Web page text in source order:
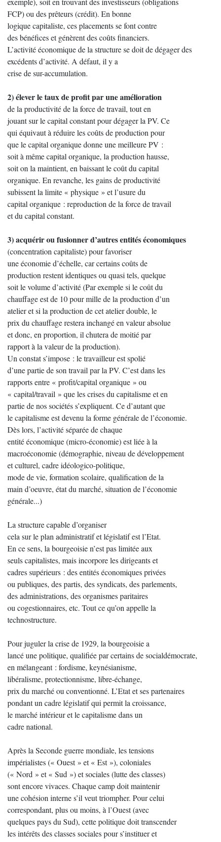
FCP) ou des prêteurs (crédit). En bonne
logique capitaliste, ces placements se font contre
des bénéfices et génèrent des coûts financiers.
L’activité économique de la structure se doit de dégager des
excédents d’activité. A défaut, il y a
crise de sur-accumulation.
2) élever le taux de profit par une amélioration
de la productivité de la force de travail, tout en
jouant sur le capital constant pour dégager la PV. Ce
qui équivaut à réduire les coûts de production pour
que le capital organique donne une meilleure PV :
soit à même capital organique, la production hausse,
soit on la maintient, en baissant le coût du capital
organique. En revanche, les gains de productivité
subissent la limite « physique » et l’usure du
capital organique : reproduction de la force de travail
et du capital constant.
3) acquérir ou fusionner d’autres entités économiques
(concentration capitaliste) pour favoriser
une économie d’échelle, car certains coûts de
production restent identiques ou quasi tels, quelque
soit le volume d’activité (Par exemple si le coût du
chauffage est de 10 pour mille de la production d’un
atelier et si la production de cet atelier double, le
prix du chauffage restera inchangé en valeur absolue
et donc, en proportion, il chutera de moitié par
rapport à la valeur de la production).
Un constat s’impose : le travailleur est spolié
d’une partie de son travail par la PV. C’est dans les
rapports entre « profit/capital organique » ou
« capital/travail » que les crises du capitalisme et en
partie de nos sociétés s’expliquent. Ce d’autant que
le capitalisme est devenu la forme générale de l’économie.
Dès lors, l’activité séparée de chaque
entité économique (micro-économie) est liée à la
macroéconomie (démographie, niveau de développement
et culturel, cadre idéologico-politique,
mode de vie, formation scolaire, qualification de la
main d’oeuvre, état du marché, situation de l’économie
générale...)
La structure capable d’organiser
cela sur le plan administratif et législatif est l’Etat.
En ce sens, la bourgeoisie n’est pas limitée aux
seuls capitalistes, mais incorpore les dirigeants et
cadres supérieurs : des entités économiques privées
ou publiques, des partis, des syndicats, des parlements,
des administrations, des organismes paritaires
ou cogestionnaires, etc. Tout ce qu’on appelle la
technostructure.
Pour juguler la crise de 1929, la bourgeoisie a
lancé une politique, qualifiée par certains de socialdémocrate,
en mélangeant : fordisme, keynésianisme,
libéralisme, protectionnisme, libre-échange,
prix du marché ou conventionné. L’Etat et ses partenaires
pondant un cadre législatif qui permit la croissance,
le marché intérieur et le capitalisme dans un
cadre national.
Après la Seconde guerre mondiale, les tensions
impérialistes (« Ouest » et « Est »), coloniales
(« Nord » et « Sud ») et sociales (lutte des classes)
sont encore vivaces. Chaque camp doit maintenir
une cohésion interne s’il veut triompher. Pour celui
correspondant, plus ou moins, à l’Ouest (avec
quelques pays du Sud), cette politique doit transcender
les intérêts des classes sociales pour s’instituer et